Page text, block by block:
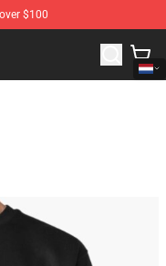
$100
Store